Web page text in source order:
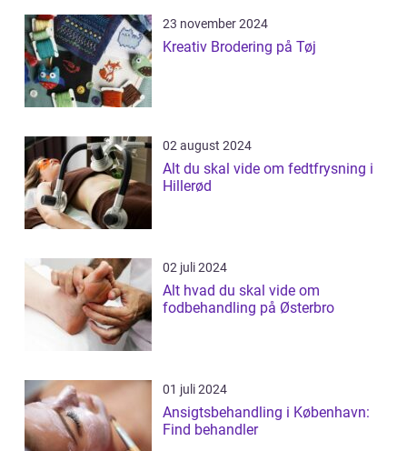
23 november 2024
Kreativ Brodering på Tøj
02 august 2024
Alt du skal vide om fedtfrysning i
Hillerød
02 juli 2024
Alt hvad du skal vide om
fodbehandling på Østerbro
01 juli 2024
Ansigtsbehandling i København:
Find behandler